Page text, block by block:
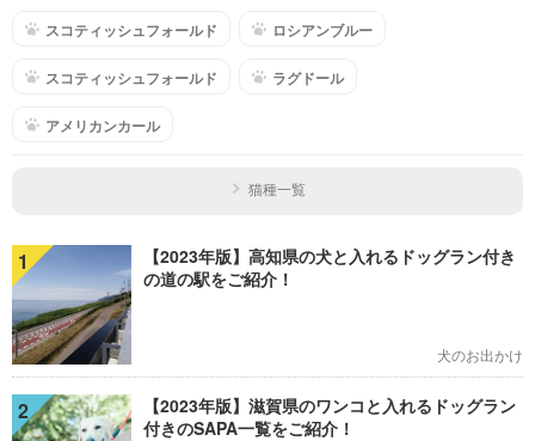
スコティッシュフォールド ロシアンブルー
スコティッシュフォールド ラグドール
アメリカンカール
猫種一覧
1
【2023年版】高知県の犬と入れるドッグラン付き
の道の駅をご紹介！
犬のお出かけ
2
【2023年版】滋賀県のワンコと入れるドッグラン
付きのSAPA一覧をご紹介！